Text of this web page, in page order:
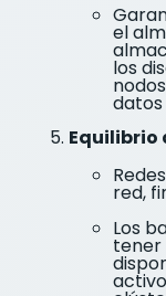
el
los
datos
Equilibrio
red,
Los
tener